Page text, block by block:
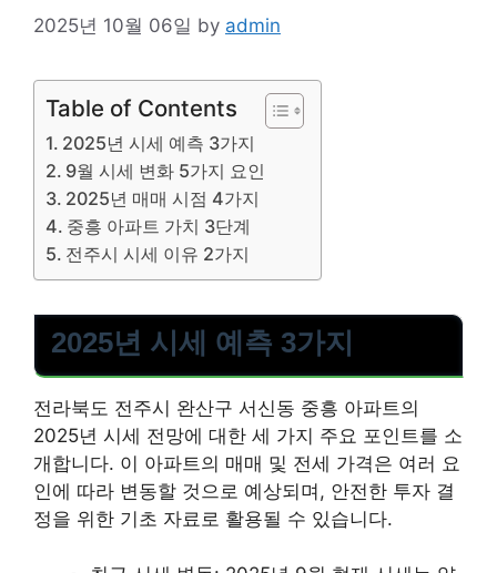
2025년 10월 06일 by admin
Table of Contents
2025년 시세 예측 3가지
9월 시세 변화 5가지 요인
2025년 매매 시점 4가지
중흥 아파트 가치 3단계
전주시 시세 이유 2가지
2025년 시세 예측 3가지
전라북도 전주시 완산구 서신동 중흥 아파트의
2025년 시세 전망에 대한 세 가지 주요 포인트를 소
개합니다. 이 아파트의 매매 및 전세 가격은 여러 요
인에 따라 변동할 것으로 예상되며, 안전한 투자 결
정을 위한 기초 자료로 활용될 수 있습니다.